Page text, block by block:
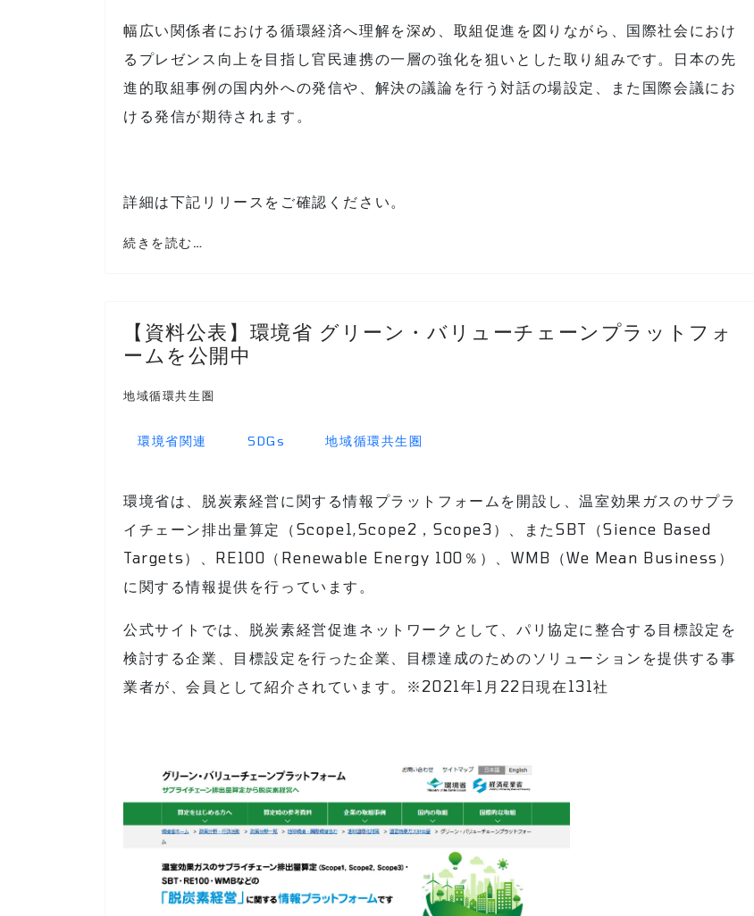
幅広い関係者における循環経済へ理解を深め、取組促進を図りながら、国際社会におけ
るプレゼンス向上を目指し官民連携の一層の強化を狙いとした取り組みです。日本の先
進的取組事例の国内外への発信や、解決の議論を行う対話の場設定、また国際会議にお
ける発信が期待されます。
詳細は下記リリースをご確認ください。
続きを読む…
【資料公表】環境省 グリーン・バリューチェーンプラットフォ
ームを公開中
地域循環共生圏
環境省関連 SDGs 地域循環共生圏
環境省は、脱炭素経営に関する情報プラットフォームを開設し、温室効果ガスのサプラ
イチェーン排出量算定（Scope1,Scope2，Scope3）、またSBT（Sience Based
Targets）、RE100（Renewable Energy 100％）、WMB（We Mean Business）
に関する情報提供を行っています。
公式サイトでは、脱炭素経営促進ネットワークとして、パリ協定に整合する目標設定を
検討する企業、目標設定を行った企業、目標達成のためのソリューションを提供する事
業者が、会員として紹介されています。※2021年1月22日現在131社